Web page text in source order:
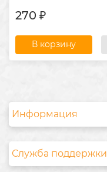
270 ₽
В корзину
Информация
Служба поддержки